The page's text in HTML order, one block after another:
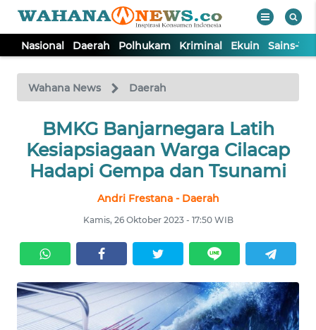
Nasional Daerah Polhukam Kriminal Ekuin Sains-
Wahana News Daerah
BMKG Banjarnegara Latih
Kesiapsiagaan Warga Cilacap
Hadapi Gempa dan Tsunami
Andri Frestana - Daerah
Kamis, 26 Oktober 2023 - 17:50 WIB
TV
Tutup
NASIONAL
DAERAH
KRIMINAL
EKUIN
SAINS-TEKNO